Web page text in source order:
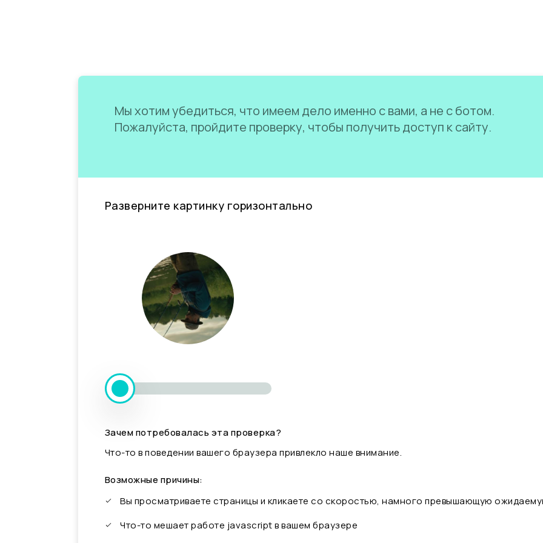
Мы хотим убедиться, что имеем дело именно с вами, а не с ботом.
Пожалуйста, пройдите проверку, чтобы получить доступ к сайту.
Разверните картинку горизонтально
Зачем потребовалась эта проверка?
Что-то в поведении вашего браузера привлекло наше внимание.
Возможные причины:
Вы просматриваете страницы и кликаете со скоростью, намного превышающую
Что-то мешает работе javascript в вашем браузере